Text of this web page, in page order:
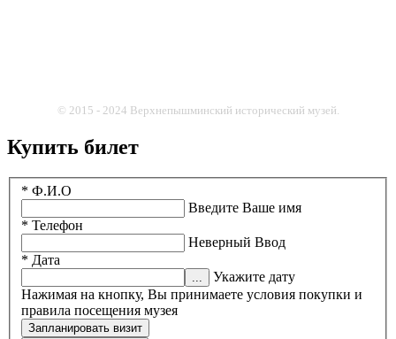
© 2015 - 2024 Верхнепышминский исторический музей.
Купить билет
* Ф.И.О
Введите Ваше имя
* Телефон
Неверный Ввод
* Дата
Укажите дату
Нажимая на кнопку, Вы принимаете условия покупки и
правила посещения музея
Запланировать визит